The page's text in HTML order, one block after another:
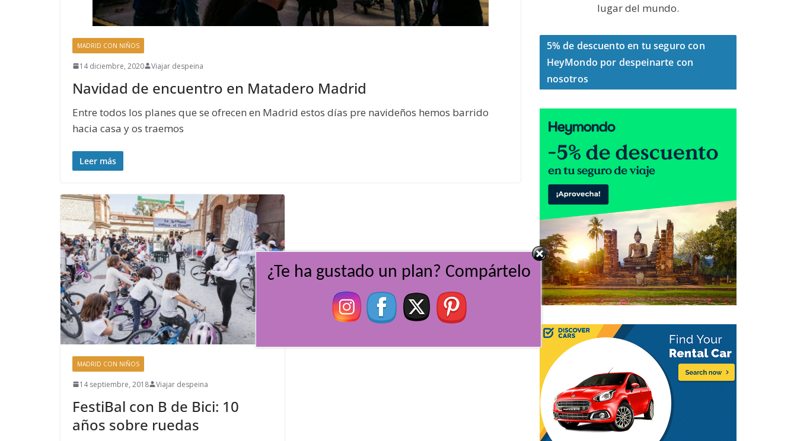
MADRID CON NIÑOS
14 diciembre, 2020 Viajar despeina
Navidad de encuentro en Matadero Madrid
Entre todos los planes que se ofrecen en Madrid estos días pre navideños hemos barrido
hacia casa y os traemos
Leer más
MADRID CON NIÑOS
14 septiembre, 2018 Viajar despeina
FestiBal con B de Bici: 10
años sobre ruedas
lugar del mundo.
5% de descuento en tu seguro con
HeyMondo por despeinarte con
nosotros
¿Te ha gustado un plan? Compártelo